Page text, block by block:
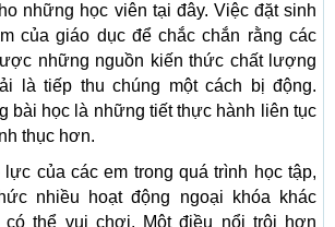
những học viên tại đây. Việc đặt sinh
của giáo dục để chắc chắn rằng các
những nguồn kiến thức chất lượng
là tiếp thu chúng một cách bị động.
bài học là những tiết thực hành liên tục
thục hơn.
của các em trong quá trình học tập,
nhiều hoạt động ngoại khóa khác
có thể vui chơi. Một điều nổi trội hơn